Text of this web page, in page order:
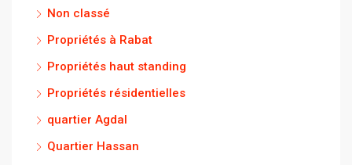
Non classé
Propriétés à Rabat
Propriétés haut standing
Propriétés résidentielles
quartier Agdal
Quartier Hassan